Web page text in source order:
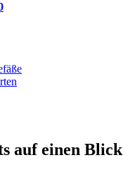
auf einen Blick